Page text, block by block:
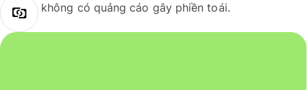
không có quảng cáo gây phiền toái.